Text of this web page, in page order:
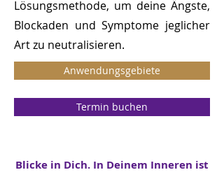
Lösungsmethode, um deine Ängste,
Blockaden und Symptome jeglicher
Art zu neutralisieren.
Anwendungsgebiete
Termin buchen
Blicke in Dich. In Deinem Inneren ist